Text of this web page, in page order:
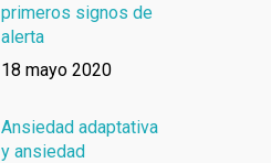
primeros signos de
alerta
18 mayo 2020
Ansiedad adaptativa
y ansiedad